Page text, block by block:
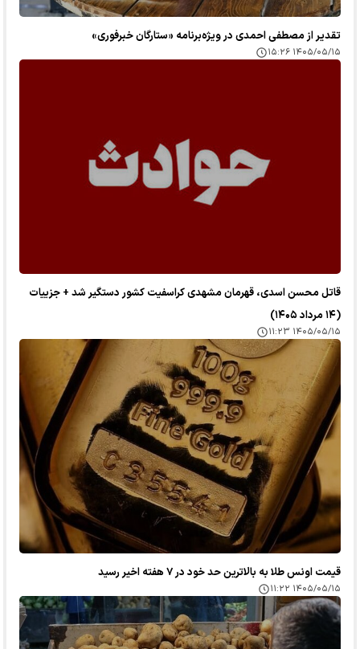
تقدیر از مصطفی احمدی در ویژه‌برنامه «ستارگان خبرفوری»
۱۴۰۵/۰۵/۱۵ ۱۵:۲۶
قاتل محسن اسدی، قهرمان مشهدی کراسفیت کشور دستگیر شد + جزییات
(۱۴ مرداد ۱۴۰۵)
۱۴۰۵/۰۵/۱۵ ۱۱:۲۳
قیمت اونس طلا به بالاترین حد خود در ۷ هفته اخیر رسید
۱۴۰۵/۰۵/۱۵ ۱۱:۲۲